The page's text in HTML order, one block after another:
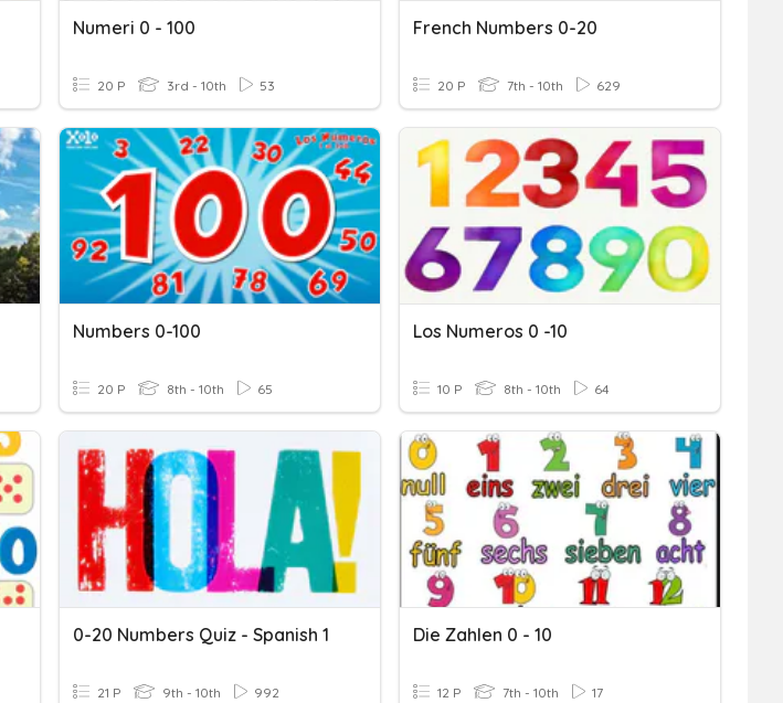
Numeri 0 - 100
20 P 3rd - 10th 53
French Numbers 0-20
20 P 7th - 10th 629
Numbers 0-100
20 P 8th - 10th 65
Los Numeros 0 -10
10 P 8th - 10th 64
0-20 Numbers Quiz - Spanish 1
21 P 9th - 10th 992
Die Zahlen 0 - 10
12 P 7th - 10th 17